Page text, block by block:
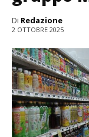
Di Redazione
2 OTTOBRE 2025